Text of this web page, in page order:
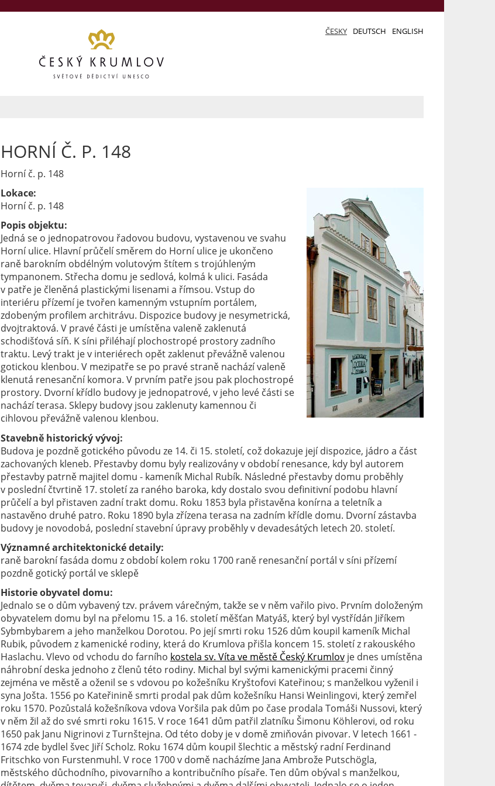
ČESKY DEUTSCH ENGLISH
HORNÍ Č. P. 148
Horní č. p. 148
Lokace:
Horní č. p. 148
Popis objektu:
Jedná se o jednopatrovou řadovou budovu, vystavenou ve svahu
Horní ulice. Hlavní průčelí směrem do Horní ulice je ukončeno
raně barokním obdélným volutovým štítem s trojúhleným
tympanonem. Střecha domu je sedlová, kolmá k ulici. Fasáda
v patře je členěná plastickými lisenami a římsou. Vstup do
interiéru přízemí je tvořen kamenným vstupním portálem,
zdobeným profilem architrávu. Dispozice budovy je nesymetrická,
dvojtraktová. V pravé části je umístěna valeně zaklenutá
schodišťová síň. K síni přiléhají plochostropé prostory zadního
traktu. Levý trakt je v interiérech opět zaklenut převážně valenou
gotickou klenbou. V mezipatře se po pravé straně nachází valeně
klenutá renesanční komora. V prvním patře jsou pak plochostropé
prostory. Dvorní křídlo budovy je jednopatrové, v jeho levé části se
nachází terasa. Sklepy budovy jsou zaklenuty kamennou či
cihlovou převážně valenou klenbou.
Stavebně historický vývoj:
Budova je pozdně gotického původu ze 14. či 15. století, což dokazuje její dispozice, jádro a část
zachovaných kleneb. Přestavby domu byly realizovány v období renesance, kdy byl autorem
přestavby patrně majitel domu - kameník Michal Rubík. Následné přestavby domu proběhly
v poslední čtvrtině 17. století za raného baroka, kdy dostalo svou definitivní podobu hlavní
průčelí a byl přistaven zadní trakt domu. Roku 1853 byla přistavěna konírna a teletník a
nastavěno druhé patro. Roku 1890 byla zřízena terasa na zadním křídle domu. Dvorní zástavba
budovy je novodobá, poslední stavební úpravy proběhly v devadesátých letech 20. století.
Významné architektonické detaily:
raně barokní fasáda domu z období kolem roku 1700 raně renesanční portál v síni přízemí
pozdně gotický portál ve sklepě
Historie obyvatel domu:
Jednalo se o dům vybavený tzv. právem várečným, takže se v něm vařilo pivo. Prvním doloženým
obyvatelem domu byl na přelomu 15. a 16. století měšťan Matyáš, který byl vystřídán Jiříkem
Sybmbybarem a jeho manželkou Dorotou. Po její smrti roku 1526 dům koupil kameník Michal
Rubik, původem z kamenické rodiny, která do Krumlova přišla koncem 15. století z rakouského
Haslachu. Vlevo od vchodu do farního kostela sv. Víta ve městě Český Krumlovje dnes umístěna
náhrobní deska jednoho z členů této rodiny. Michal byl svými kamenickými pracemi činný
zejména ve městě a oženil se s vdovou po kožešníku Kryštofovi Kateřinou; s manželkou vyženil i
syna Jošta. 1556 po Kateřinině smrti prodal pak dům kožešníku Hansi Weinlingovi, který zemřel
roku 1570. Pozůstalá kožešníkova vdova Voršila pak dům po čase prodala Tomáši Nussovi, který
v něm žil až do své smrti roku 1615. V roce 1641 dům patřil zlatníku Šimonu Köhlerovi, od roku
1650 pak Janu Nigrinovi z Turnštejna. Od této doby je v domě zmiňován pivovar. V letech 1661 -
1674 zde bydlel švec Jiří Scholz. Roku 1674 dům koupil šlechtic a městský radní Ferdinand
Fritschko von Furstenmuhl. V roce 1700 v domě nacházíme Jana Ambrože Putschögla,
městského důchodního, pivovarního a kontribučního písaře. Ten dům obýval s manželkou,